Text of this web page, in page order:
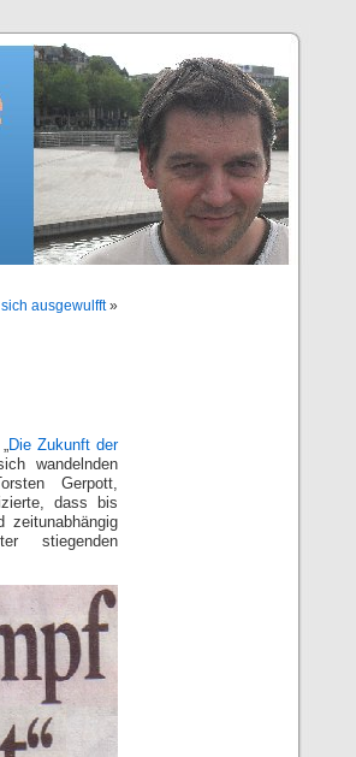
sich ausgewulfft»
Die Zukunft der
wandelnden
Gerpott,
dass bis
zeitunabhängig
stiegenden